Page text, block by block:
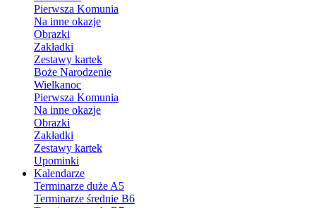
Pierwsza Komunia
Na inne okazje
Obrazki
Zakładki
Zestawy kartek
Boże Narodzenie
Wielkanoc
Pierwsza Komunia
Na inne okazje
Obrazki
Zakładki
Zestawy kartek
Upominki
Kalendarze
Terminarze duże A5
Terminarze średnie B6